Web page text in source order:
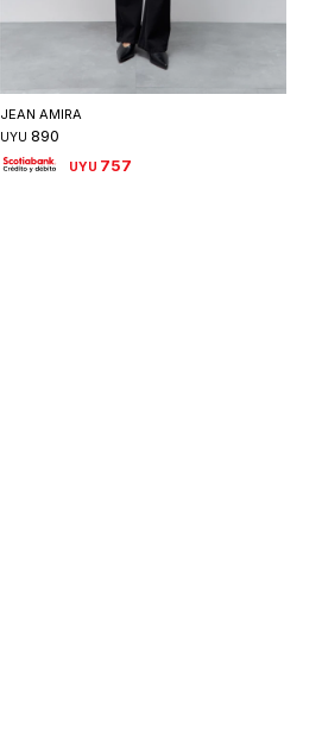
Seleccionar talle
JEAN AMIRA
UYU 890
UYU 757